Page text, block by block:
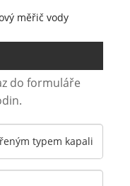
měřič vody
do formuláře